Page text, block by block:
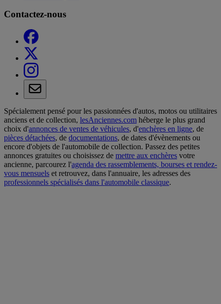
Contactez-nous
Spécialement pensé pour les passionnées d'autos, motos ou utilitaires
anciens et de collection, lesAnciennes.com héberge le plus grand
choix d'annonces de ventes de véhicules, d'enchères en ligne, de
pièces détachées, de documentations, de dates d'évènements ou
encore d'objets de l'automobile de collection. Passez des petites
annonces gratuites ou choisissez de mettre aux enchères votre
ancienne, parcourez l'agenda des rassemblements, bourses et rendez-
vous mensuels et retrouvez, dans l'annuaire, les adresses des
professionnels spécialisés dans l'automobile classique.